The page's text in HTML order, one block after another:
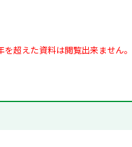
超えた資料は閲覧出来ません。